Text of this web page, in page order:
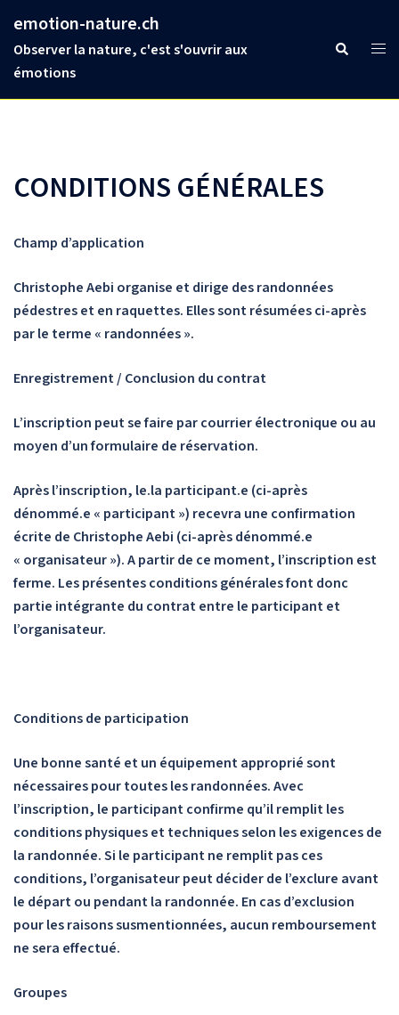
au
contenu
emotion-nature.ch
Observer la nature, c'est s'ouvrir aux
émotions
Rechercher
CONDITIONS GÉNÉRALES
Champ d’application
Christophe Aebi organise et dirige des randonnées
pédestres et en raquettes. Elles sont résumées ci-après
par le terme « randonnées ».
Enregistrement / Conclusion du contrat
L’inscription peut se faire par courrier électronique ou au
moyen d’un formulaire de réservation.
Après l’inscription, le.la participant.e (ci-après
dénommé.e « participant ») recevra une confirmation
écrite de Christophe Aebi (ci-après dénommé.e
« organisateur »). A partir de ce moment, l’inscription est
ferme. Les présentes conditions générales font donc
partie intégrante du contrat entre le participant et
l’organisateur.
Conditions de participation
Une bonne santé et un équipement approprié sont
nécessaires pour toutes les randonnées. Avec
l’inscription, le participant confirme qu’il remplit les
conditions physiques et techniques selon les exigences de
la randonnée. Si le participant ne remplit pas ces
conditions, l’organisateur peut décider de l’exclure avant
le départ ou pendant la randonnée. En cas d’exclusion
pour les raisons susmentionnées, aucun remboursement
ne sera effectué.
Groupes